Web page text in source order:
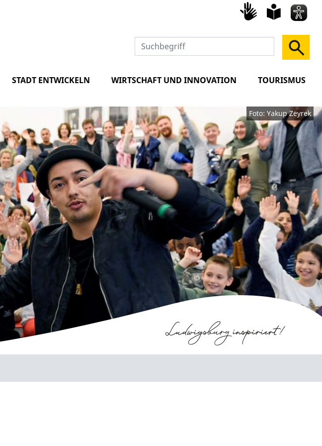
STADT ENTWICKELN WIRTSCHAFT UND INNOVATION TOURISMUS
Foto: Yakup Zeyrek